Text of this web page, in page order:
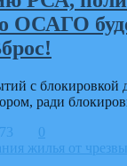
ОСАГО
с блокировкой
ради
0